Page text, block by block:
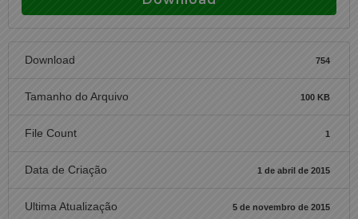
Download 754
Tamanho do Arquivo 100 KB
File Count 1
Data de Criação 1 de abril de 2015
Ultima Atualização 5 de novembro de 2015